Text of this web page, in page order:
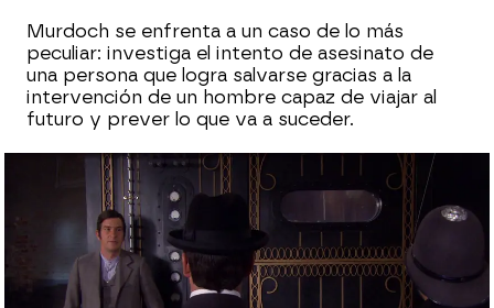
Murdoch se enfrenta a un caso de lo más
peculiar: investiga el intento de asesinato de
una persona que logra salvarse gracias a la
intervención de un hombre capaz de viajar al
futuro y prever lo que va a suceder.